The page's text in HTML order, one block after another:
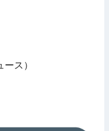
ス）